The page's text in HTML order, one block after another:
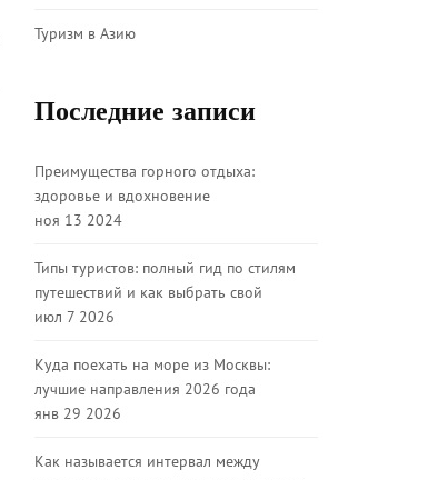
Туризм в Азию
Последние записи
Преимущества горного отдыха:
здоровье и вдохновение
ноя 13 2024
Типы туристов: полный гид по стилям
путешествий и как выбрать свой
июл 7 2026
Куда поехать на море из Москвы:
лучшие направления 2026 года
янв 29 2026
Как называется интервал между